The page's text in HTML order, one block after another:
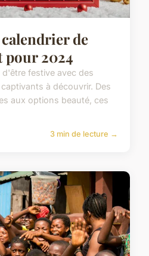
de
pour 2024
festive avec des
à découvrir. Des
aux options beauté, ces
3 min de lecture →